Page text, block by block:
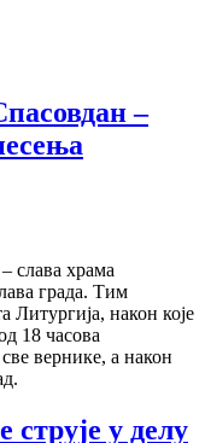
–
слава храма
града. Тим
након које
18 часова
вернике, а након
у делу